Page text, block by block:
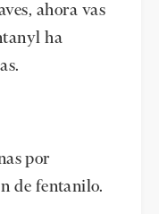
ahora vas
ha
por
de fentanilo.